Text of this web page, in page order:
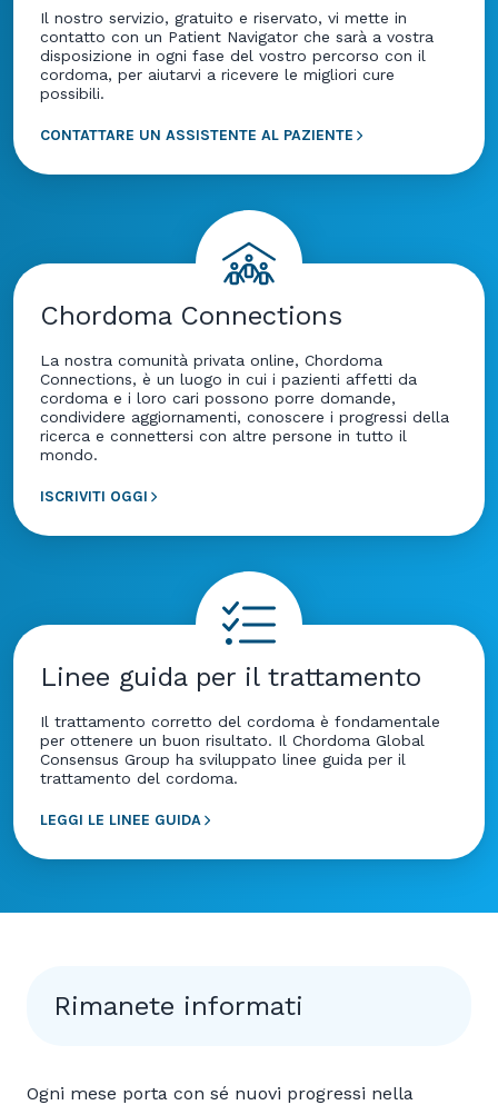
Il nostro servizio, gratuito e riservato, vi mette in
contatto con un Patient Navigator che sarà a vostra
disposizione in ogni fase del vostro percorso con il
cordoma, per aiutarvi a ricevere le migliori cure
possibili.
CONTATTARE UN ASSISTENTE AL PAZIENTE
Chordoma Connections
La nostra comunità privata online, Chordoma
Connections, è un luogo in cui i pazienti affetti da
cordoma e i loro cari possono porre domande,
condividere aggiornamenti, conoscere i progressi della
ricerca e connettersi con altre persone in tutto il
mondo.
ISCRIVITI OGGI
Linee guida per il trattamento
Il trattamento corretto del cordoma è fondamentale
per ottenere un buon risultato. Il Chordoma Global
Consensus Group ha sviluppato linee guida per il
trattamento del cordoma.
LEGGI LE LINEE GUIDA
Rimanete informati
Ogni mese porta con sé nuovi progressi nella